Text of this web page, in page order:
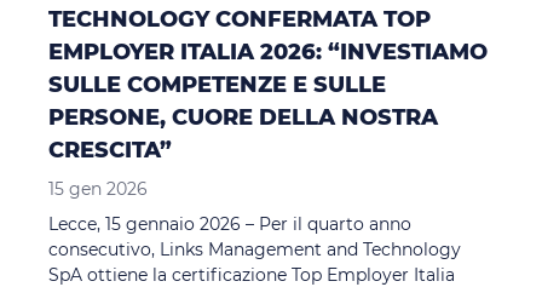
TECHNOLOGY CONFERMATA TOP
EMPLOYER ITALIA 2026: “INVESTIAMO
SULLE COMPETENZE E SULLE
PERSONE, CUORE DELLA NOSTRA
CRESCITA”
15 gen 2026
Lecce, 15 gennaio 2026 – Per il quarto anno
consecutivo, Links Management and Technology
SpA ottiene la certificazione Top Employer Italia